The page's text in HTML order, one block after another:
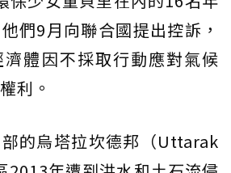
們9月向聯合國提出控訴，
體因不採取行動應對氣候
利。
的烏塔拉坎德邦（Uttarak